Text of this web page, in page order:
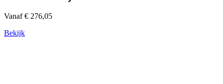
Vanaf € 276,05
Bekijk